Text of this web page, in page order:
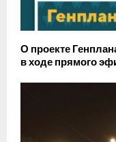
О проекте
в ходе прямого